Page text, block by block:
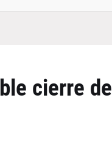
cierre del